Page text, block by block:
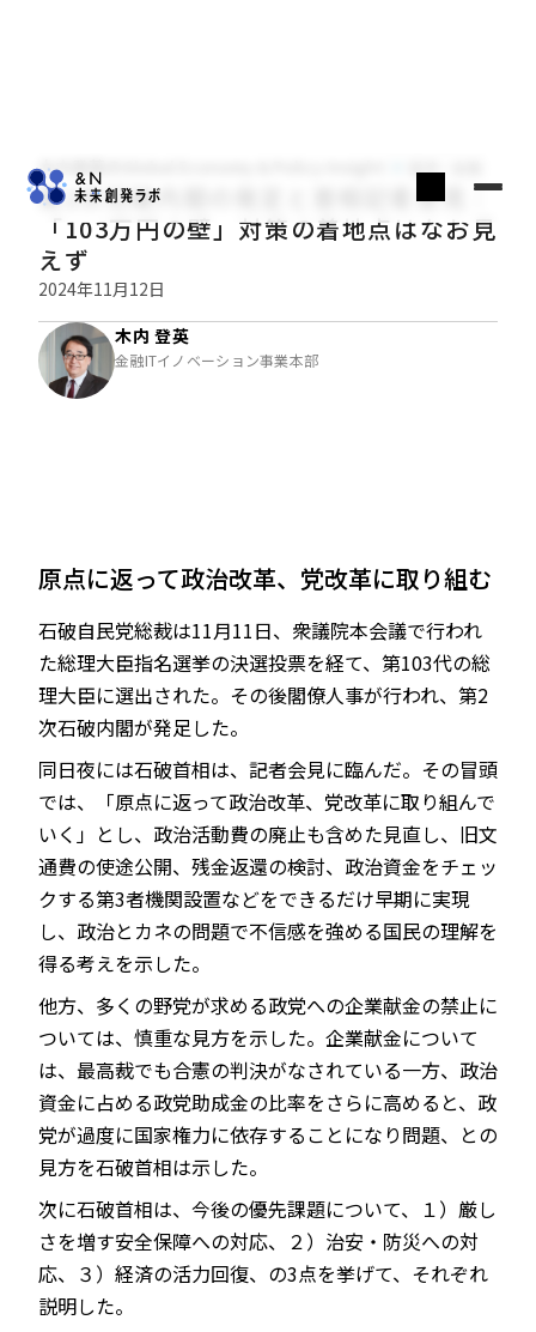
JP EN
木内登英のGlobal Economy & Policy Insight
第2次石破内閣の発足と首相記者会見：
「103万円の壁」対策の着地点はなお見
えず
2024年11月12日
木内 登英
金融ITイノベーション事業本部
原点に返って政治改革、党改革に取り組む
石破自民党総裁は11月11日、衆議院本会議で行われ
た総理大臣指名選挙の決選投票を経て、第103代の総
理大臣に選出された。その後閣僚人事が行われ、第2
次石破内閣が発足した。
同日夜には石破首相は、記者会見に臨んだ。その冒頭
では、「原点に返って政治改革、党改革に取り組んで
いく」とし、政治活動費の廃止も含めた見直し、旧文
通費の使途公開、残金返還の検討、政治資金をチェッ
クする第3者機関設置などをできるだけ早期に実現
し、政治とカネの問題で不信感を強める国民の理解を
得る考えを示した。
他方、多くの野党が求める政党への企業献金の禁止に
ついては、慎重な見方を示した。企業献金について
は、最高裁でも合憲の判決がなされている一方、政治
資金に占める政党助成金の比率をさらに高めると、政
党が過度に国家権力に依存することになり問題、との
見方を石破首相は示した。
次に石破首相は、今後の優先課題について、１）厳し
さを増す安全保障への対応、２）治安・防災への対
応、３）経済の活力回復、の3点を挙げて、それぞれ
説明した。